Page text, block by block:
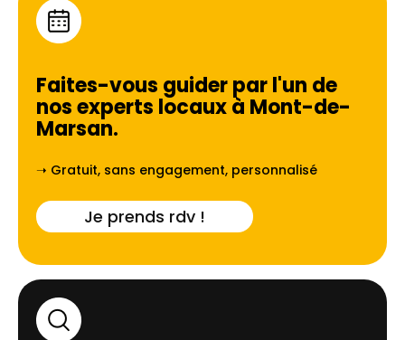
Faites-vous guider par l'un de
nos experts locaux à Mont-de-
Marsan.
➝ Gratuit, sans engagement, personnalisé
Je prends rdv !